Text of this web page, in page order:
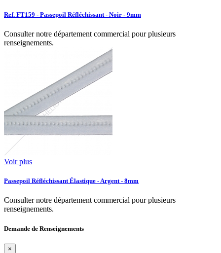
Ref. FT159 - Passepoil Réfléchissant - Noir - 9mm
Consulter notre département commercial pour plusieurs
renseignements.
Voir plus
Passepoil Réfléchissant Élastique - Argent - 8mm
Consulter notre département commercial pour plusieurs
renseignements.
Demande de Renseignements
×